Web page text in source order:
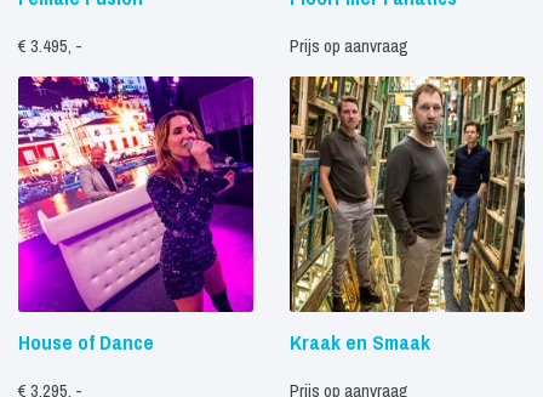
€ 3.495, - Prijs op aanvraag
House of Dance
€ 3.295, -
Kraak en Smaak
Prijs op aanvraag